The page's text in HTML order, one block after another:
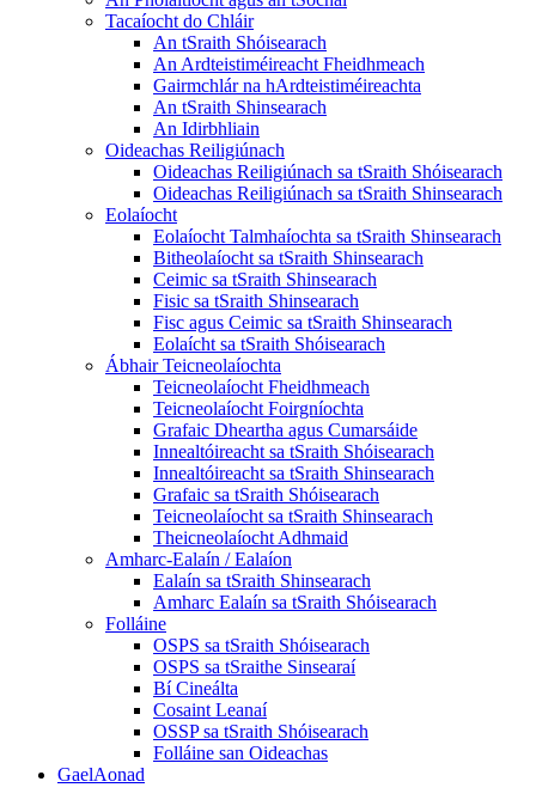
Tacaíocht do Chláir
An tSraith Shóisearach
An Ardteistiméireacht Fheidhmeach
Gairmchlár na hArdteistiméireachta
An tSraith Shinsearach
An Idirbhliain
Oideachas Reiligiúnach
Oideachas Reiligiúnach sa tSraith Shóisearach
Oideachas Reiligiúnach sa tSraith Shinsearach
Eolaíocht
Eolaíocht Talmhaíochta sa tSraith Shinsearach
Bitheolaíocht sa tSraith Shinsearach
Ceimic sa tSraith Shinsearach
Fisic sa tSraith Shinsearach
Fisc agus Ceimic sa tSraith Shinsearach
Eolaícht sa tSraith Shóisearach
Ábhair Teicneolaíochta
Teicneolaíocht Fheidhmeach
Teicneolaíocht Foirgníochta
Grafaic Dheartha agus Cumarsáide
Innealtóireacht sa tSraith Shóisearach
Innealtóireacht sa tSraith Shinsearach
Grafaic sa tSraith Shóisearach
Teicneolaíocht sa tSraith Shinsearach
Theicneolaíocht Adhmaid
Amharc-Ealaín / Ealaíon
Ealaín sa tSraith Shinsearach
Amharc Ealaín sa tSraith Shóisearach
Folláine
OSPS sa tSraith Shóisearach
OSPS sa tSraithe Sinsearaí
Bí Cineálta
Cosaint Leanaí
OSSP sa tSraith Shóisearach
Folláine san Oideachas
GaelAonad